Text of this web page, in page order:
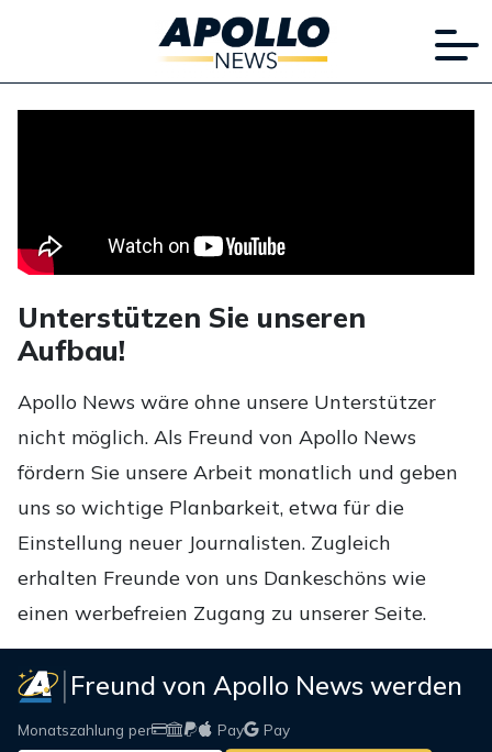
Unterstützen Sie unseren
Aufbau!
Apollo News wäre ohne unsere Unterstützer
nicht möglich. Als Freund von Apollo News
fördern Sie unsere Arbeit monatlich und geben
uns so wichtige Planbarkeit, etwa für die
Einstellung neuer Journalisten. Zugleich
erhalten Freunde von uns Dankeschöns wie
einen werbefreien Zugang zu unserer Seite.
Freund von Apollo News werden
Monatszahlung per Pay Pay